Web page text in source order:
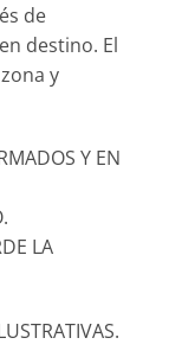
de
destino. El
y
Y EN
LA